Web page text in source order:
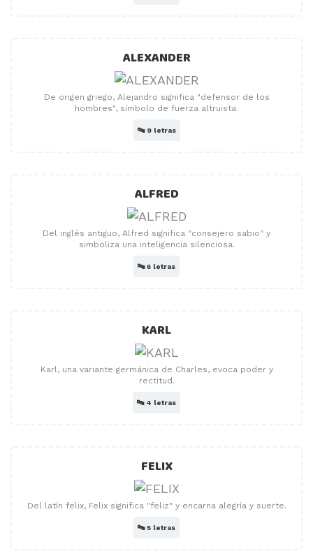
ALEXANDER
De origen griego, Alejandro significa "defensor de los
hombres", símbolo de fuerza altruista.
🔤 9 letras
ALFRED
Del inglés antiguo, Alfred significa "consejero sabio" y
simboliza una inteligencia silenciosa.
🔤6 letras
KARL
Karl, una variante germánica de Charles, evoca poder y
rectitud.
🔤 4 letras
FELIX
Del latín felix, Felix significa "feliz" y encarna alegría y suerte.
🔤5 letras